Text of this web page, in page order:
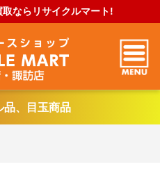
ならリサイクルマート!
品、目玉商品